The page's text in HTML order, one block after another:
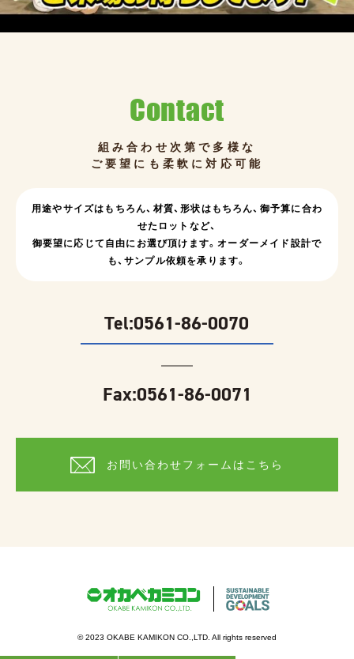
Contact
組み合わせ次第で多様な
ご要望にも柔軟に対応可能
用途やサイズはもちろん、 材質、形状はもちろん、 御予算に合わ
せたロットなど、
御要望に応じて自由にお選び頂けます。オーダーメイド設計で
も、サンプル依頼を承ります。
Tel:0561-86-0070
Fax:0561-86-0071
お問い合わせフォームはこちら
© 2023 OKABE KAMIKON CO.,LTD. All rights reserved